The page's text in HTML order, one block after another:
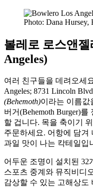
Photo: Dana Hursey,
볼레로 로스앤
Angeles)
여러 친구들을 데려오세
Angeles; 8731 Lincoln
(Behemoth)이라는 이름값
버거(Behemoth Burger)
할 겁니다. 목을 축이기
주문하세요. 어항에 담겨
과일 맛이 나는 칵테일입
어두운 조명이 설치된 32
스포츠 중계와 뮤직비디
감상할 수 있는 고해상도